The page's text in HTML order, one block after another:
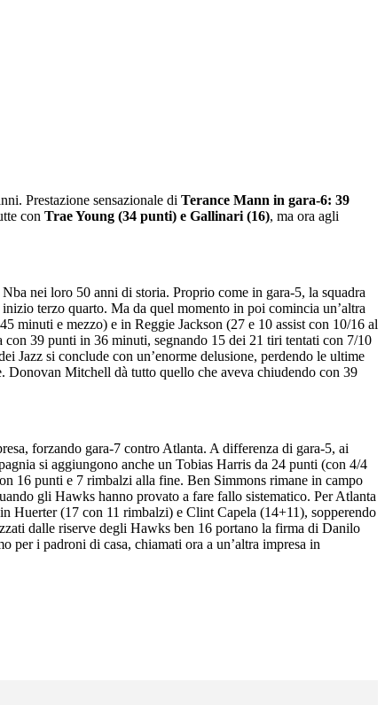
Prestazione sensazionale di Terance Mann in gara-6: 39
con Trae Young (34 punti) e Gallinari (16), ma ora agli
nei loro 50 anni di storia. Proprio come in gara-5, la squadra
terzo quarto. Ma da quel momento in poi comincia un’altra
minuti e mezzo) e in Reggie Jackson (27 e 10 assist con 10/16 al
39 punti in 36 minuti, segnando 15 dei 21 tiri tentati con 7/10
Jazz si conclude con un’enorme delusione, perdendo le ultime
Donovan Mitchell dà tutto quello che aveva chiudendo con 39
forzando gara-7 contro Atlanta. A differenza di gara-5, ai
si aggiungono anche un Tobias Harris da 24 punti (con 4/4
16 punti e 7 rimbalzi alla fine. Ben Simmons rimane in campo
gli Hawks hanno provato a fare fallo sistematico. Per Atlanta
Huerter (17 con 11 rimbalzi) e Clint Capela (14+11), sopperendo
dalle riserve degli Hawks ben 16 portano la firma di Danilo
per i padroni di casa, chiamati ora a un’altra impresa in